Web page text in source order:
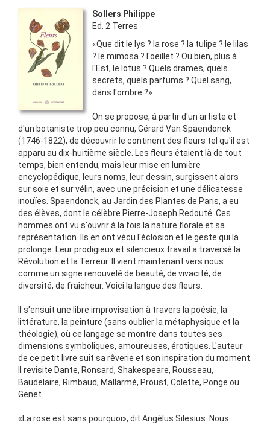
Sollers Philippe
Ed. 2 Terres
«Que dit le lys ? la rose ? la tulipe ? le lilas
? le mimosa ? l'oeillet ? Ou bien, plus à
l'Est, le lotus ? Quels drames, quels
secrets, quels parfums ? Quel sang,
dans l'ombre ?»
On se propose, à partir d'un artiste et
d'un botaniste trop peu connu, Gérard Van Spaendonck
(1746-1822), de découvrir le continent des fleurs tel qu'il est
apparu au dix-huitième siècle. Les fleurs étaient là de tout
temps, bien entendu, mais leur mise en lumière
encyclopédique, leurs noms, leur dessin, surgissent alors
sur soie et sur vélin, avec une précision et une délicatesse
inouïes. Spaendonck, au Jardin des Plantes de Paris, a eu
des élèves, dont le célèbre Pierre-Joseph Redouté. Ces
hommes ont vu s'ouvrir à la fois la nature florale et sa
représentation. Ils en ont vécu l'éclosion et le geste qui la
prolonge. Leur prodigieux et silencieux travail a traversé la
Révolution et la Terreur. Il vient maintenant vers nous
comme un signe renouvelé de beauté, de vivacité, de
diversité, de fraîcheur. Voici la langue des fleurs.
Il s'ensuit une libre improvisation à travers la poésie, la
littérature, la peinture (sans oublier la métaphysique et la
théologie), où ce langage se montre dans toutes ses
dimensions symboliques, amoureuses, érotiques. L'auteur
de ce petit livre suit sa rêverie et son inspiration du moment.
Il revisite Dante, Ronsard, Shakespeare, Rousseau,
Baudelaire, Rimbaud, Mallarmé, Proust, Colette, Ponge ou
Genet.
«La rose est sans pourquoi», dit Angélus Silesius. Nous